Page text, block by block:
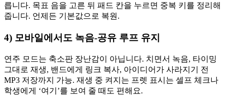
릅니다. 목표 음을 고른 뒤 패드 칸을 누르면 중복 키를 정리해
줍니다. 언제든 기본값으로 복원.
4) 모바일에서도 녹음-공유 루프 유지
연주 모드는 축소판 장난감이 아닙니다. 치면서 녹음, 타이밍
그대로 재생, 밴드에게 링크 복사, 아이디어가 사라지기 전
MP3 저장까지 가능. 재생 중 켜지는 프렛 표시는 셀프 체크나
학생에게 ‘여기’를 보여 줄 때도 편해요.